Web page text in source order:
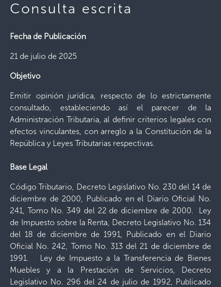
Consulta escrita
Fecha de Publicación
21 de julio de 2025
Objetivo
Emitir opinión jurídica, respecto de lo estrictamente
consultado, estableciendo así el parecer de la
Administración Tributaria, al definir criterios legales con
efectos vinculantes, con arreglo a la Constitución de la
República y Leyes Tributarias respectivas.
Base Legal
Código Tributario, Decreto Legislativo No. 230 del 14 de
diciembre de 2000, Publicado en el Diario Oficial No.
241, Tomo No. 349 del 22 de diciembre de 2000. Ley
de Impuesto sobre la Renta, Decreto Legislativo No. 134
del 18 de diciembre de 1991, Publicado en el Diario
Oficial No. 242, Tomo No. 313 del 21 de diciembre de
1991. Ley de Impuesto a la Transferencia de Bienes
Muebles y a la Prestación de Servicios, Decreto
Legislativo No. 296 del 24 de julio de 1992, Publicado